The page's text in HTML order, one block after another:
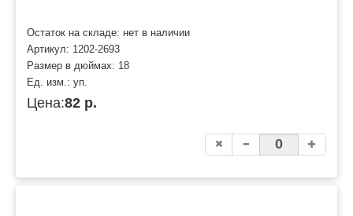
Остаток на складе: нет в наличии
Артикул: 1202-2693
Размер в дюймах: 18
Ед. изм.: уп.
Цена:82 р.